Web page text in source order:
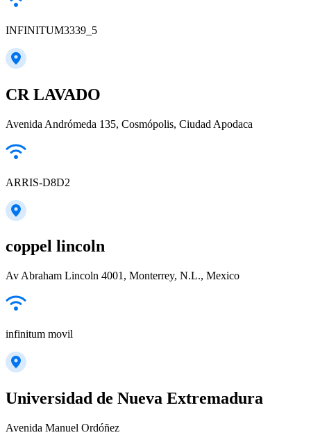
INFINITUM3339_5
CR LAVADO
Avenida Andrómeda 135, Cosmópolis, Ciudad Apodaca
ARRIS-D8D2
coppel lincoln
Av Abraham Lincoln 4001, Monterrey, N.L., Mexico
infinitum movil
Universidad de Nueva Extremadura
Avenida Manuel Ordóñez